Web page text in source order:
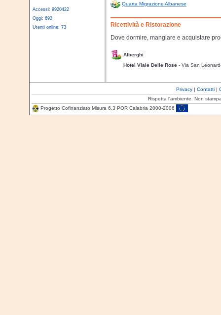
Accessi: 9920422
Oggi: 693
Utenti online: 73
Quarta Migrazione Albanese
Ricettività e Ristorazione
Dove dormire, mangiare e acquistare
Alberghi
Hotel Viale Delle Rose - Via San
Privacy| Contatti|
Rispetta l'ambiente. Non
Progetto Cofinanziato Misura 6.3 POR Calabria 2000-2006